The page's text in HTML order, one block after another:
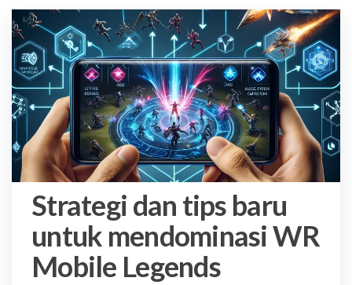
Strategi dan tips baru
untuk mendominasi WR
Mobile Legends